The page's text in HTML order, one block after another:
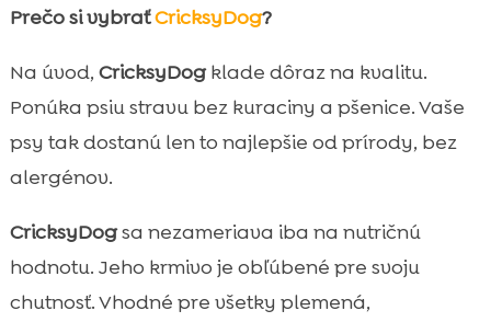
Prečo si vybraťCricksyDog?
Na úvod, CricksyDogklade dôraz na kvalitu.
Ponúka psiu stravu bez kuraciny a pšenice. Vaše
psy tak dostanú len to najlepšie od prírody, bez
alergénov.
CricksyDogsa nezameriava iba na nutričnú
hodnotu. Jeho krmivo je obľúbené pre svoju
chutnosť. Vhodné pre všetky plemená,